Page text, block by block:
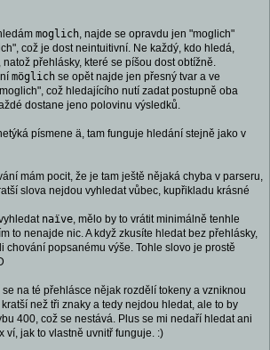
moglich, najde se opravdu jen "moglich"
což je dost neintuitivní. Ne každý, kdo hledá,
přehlásky, které se píšou dost obtížně.
möglich se opět najde jen přesný tvar a ve
což hledajícího nutí zadat postupně oba
dostane jeno polovinu výsledků.
písmene ä, tam funguje hledání stejně jako v
mám pocit, že je tam ještě nějaká chyba v parseru,
slova nejdou vyhledat vůbec, kupřikladu krásné
naïve, mělo by to vrátit minimálně tenhle
to nenajde nic. A když zkusíte hledat bez přehlásky,
chování popsanému výše. Tohle slovo je prostě
se na té přehlásce nějak rozdělí tokeny a vzniknou
kratší než tři znaky a tedy nejdou hledat, ale to by
400, což se nestává. Plus se mi nedaří hledat ani
ví, jak to vlastně uvnitř funguje. :)